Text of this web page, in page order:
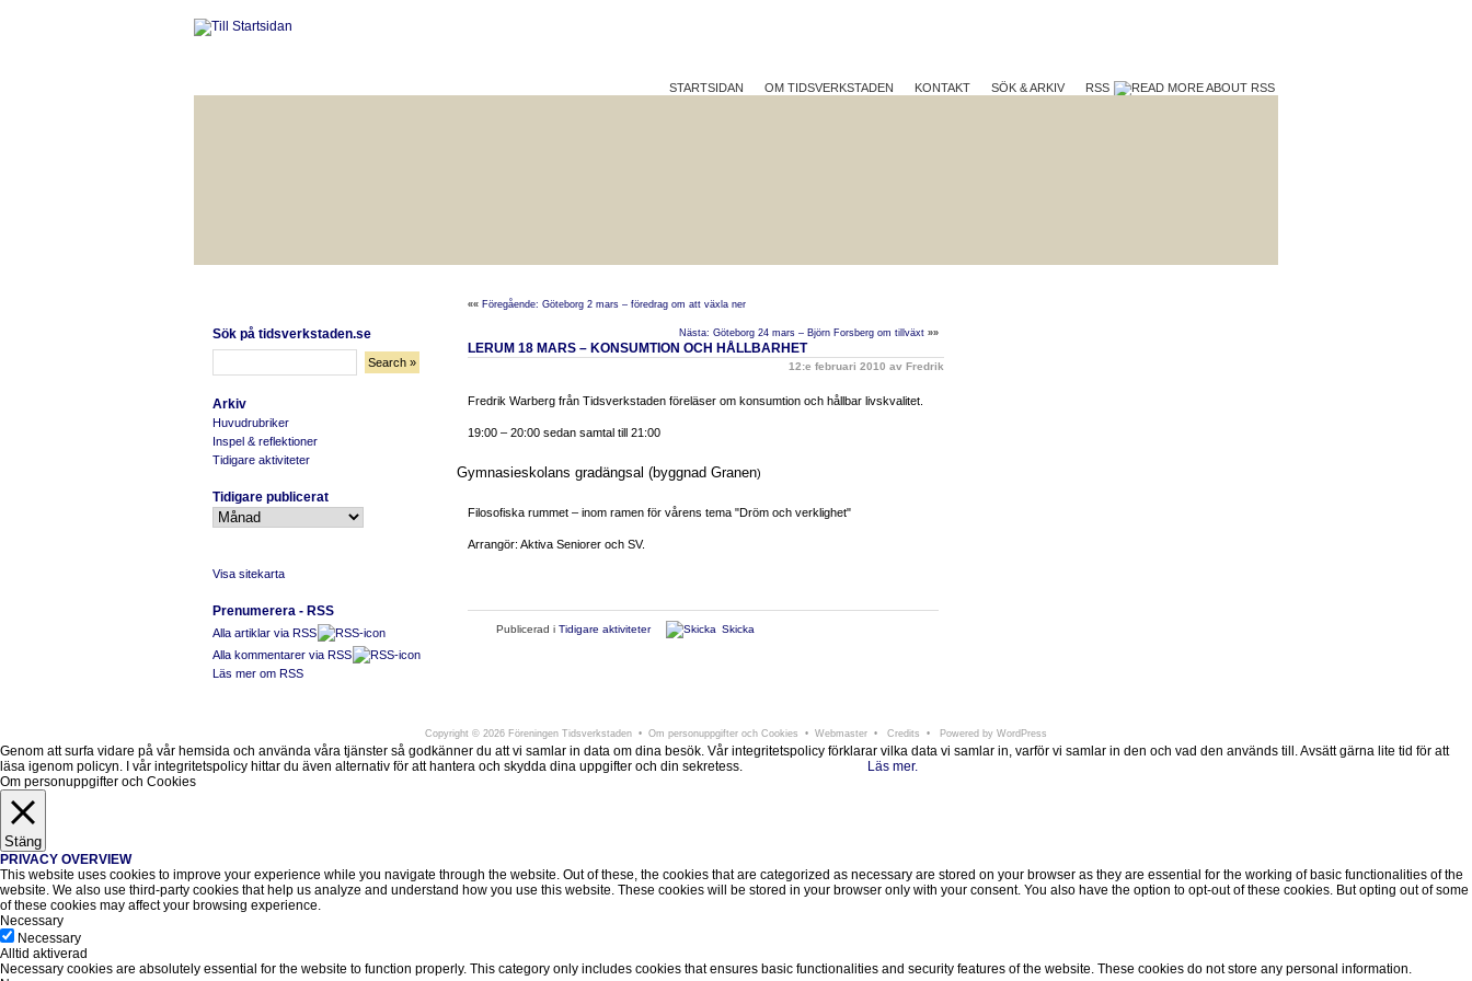
STARTSIDAN OM TIDSVERKSTADEN KONTAKT SÖK & ARKIV RSS
Sök på tidsverkstaden.se
Arkiv
Huvudrubriker
Inspel & reflektioner
Tidigare aktiviteter
Tidigare publicerat
Visa sitekarta
Prenumerera - RSS
Alla artiklar via RSS
Alla kommentarer via RSS
Läs mer om RSS
«« Föregående: Göteborg 2 mars – föredrag om att växla ner
Nästa: Göteborg 24 mars – Björn Forsberg om tillväxt »»
LERUM 18 MARS – KONSUMTION OCH HÅLLBARHET
12:e februari 2010 av Fredrik
Fredrik Warberg från Tidsverkstaden föreläser om konsumtion och hållbar livskvalitet.
19:00 – 20:00 sedan samtal till 21:00
Gymnasieskolans gradängsal (byggnad Granen)
Filosofiska rummet – inom ramen för vårens tema "Dröm och verklighet"
Arrangör: Aktiva Seniorer och SV.
Publicerad i Tidigare aktiviteter Skicka
Copyright © 2026 Föreningen Tidsverkstaden • Om personuppgifter och Cookies • Webmaster • Credits • Powered by WordPress
Genom att surfa vidare på vår hemsida och använda våra tjänster så godkänner du att vi samlar in data om dina besök. Vår integritetspolicy förklarar vilka data vi samlar in, varför vi samlar in den och vad den används till. Avsätt gärna lite tid för att
läsa igenom policyn. I vår integritetspolicy hittar du även alternativ för att hantera och skydda dina uppgifter och din sekretess.
Läs mer.
Om personuppgifter och Cookies
Stäng
PRIVACY OVERVIEW
This website uses cookies to improve your experience while you navigate through the website. Out of these, the cookies that are categorized as necessary are stored on your browser as they are essential for the working of basic functionalities of the
website. We also use third-party cookies that help us analyze and understand how you use this website. These cookies will be stored in your browser only with your consent. You also have the option to opt-out of these cookies. But opting out of some
of these cookies may affect your browsing experience.
Necessary
Necessary
Alltid aktiverad
Necessary cookies are absolutely essential for the website to function properly. This category only includes cookies that ensures basic functionalities and security features of the website. These cookies do not store any personal information.